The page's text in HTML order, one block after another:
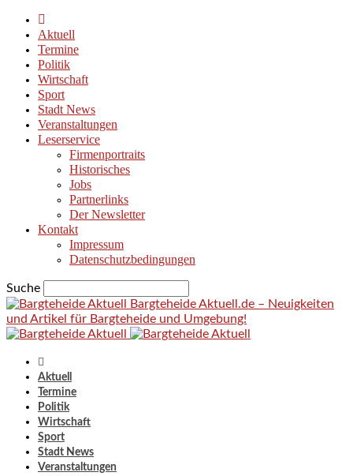
Aktuell
Termine
Politik
Wirtschaft
Sport
Stadt News
Veranstaltungen
Leserservice
Firmenportraits
Historisches
Jobs
Partnerlinks
Der Newsletter
Kontakt
Impressum
Datenschutzbedingungen
Suche
Bargteheide Aktuell.de – Neuigkeiten
und Artikel für Bargteheide und Umgebung!
Aktuell
Termine
Politik
Wirtschaft
Sport
Stadt News
Veranstaltungen